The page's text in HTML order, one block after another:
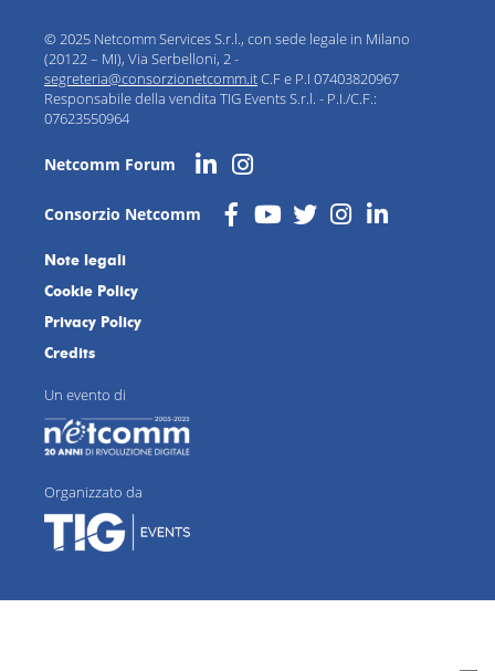
© 2025 Netcomm Services S.r.l., con sede legale in Milano
(20122 – MI), Via Serbelloni, 2 -
segreteria@consorzionetcomm.itC.F e P.I 07403820967
Responsabile della vendita TIG Events S.r.l. - P.I./C.F.:
07623550964
Netcomm Forum
Consorzio Netcomm
Note legali
Cookie Policy
Privacy Policy
Credits
Un evento di
Organizzato da